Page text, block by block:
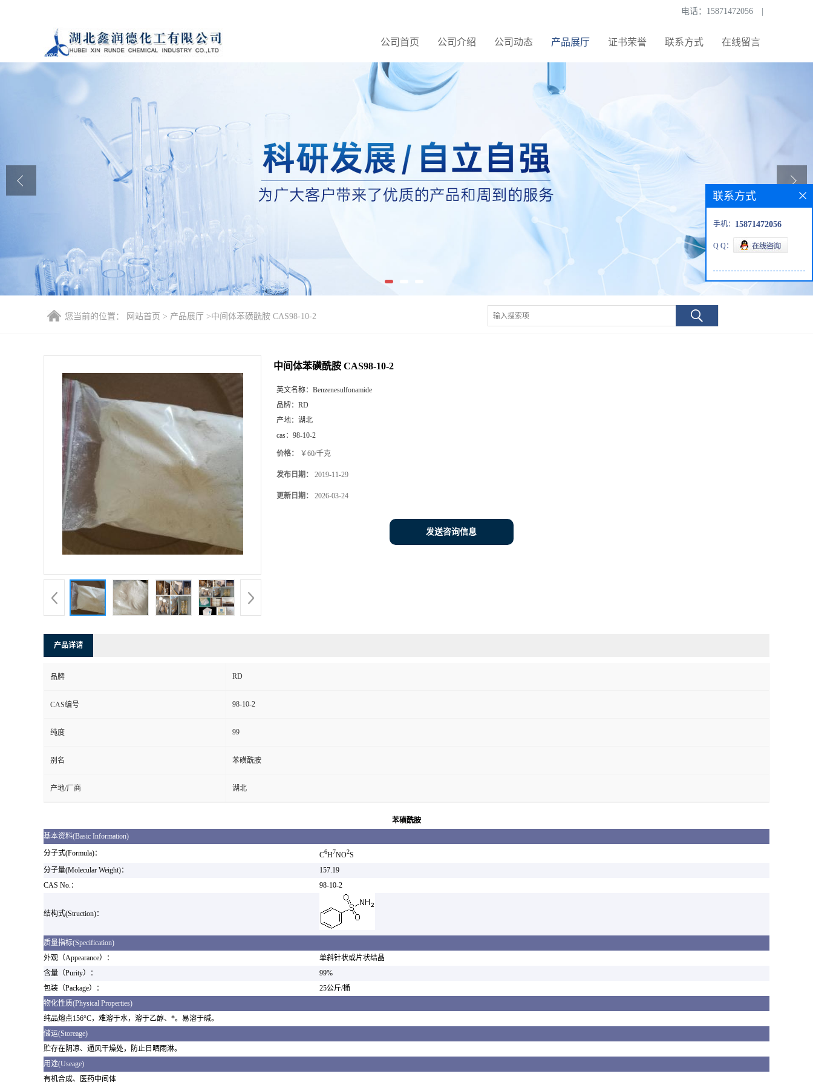
电话： 15871472056
公司首页 公司介绍 公司动态 产品展厅 证书荣誉 联系方式 在线留言
公司介绍
联系方式
您当前的位置： 网站首页 > 产品展厅 >中间体苯磺酰胺 CAS98-10-2
中间体苯磺酰胺 CAS98-10-2
英文名称： Benzenesulfonamide
品牌： RD
产地： 湖北
cas： 98-10-2
价格： ￥60/千克
发布日期： 2019-11-29
更新日期： 2026-03-24
发送咨询信息
产品详请
品牌 RD
CAS编号 98-10-2
纯度 99
别名 苯磺酰胺
产地/厂商 湖北
苯磺酰胺
基本资料(Basic Information)
分子式(Formula)：
C6H7NO2S
分子量(Molecular Weight)：
157.19
CAS No.：
98-10-2
结构式(Struction)：
质量指标(Specification)
外观（Appearance）：
单斜针状或片状结晶
含量（Purity）：
99%
包装（Package）：
25公斤/桶
物化性质(Physical Properties)
纯品熔点156°C，难溶于水，溶于乙醇、*。易溶于碱。
储运(Storeage)
贮存在阴凉、通风干燥处，防止日晒雨淋。
用途(Useage)
有机合成、医药中间体
联系方式
手机： 15871472056
Q Q：